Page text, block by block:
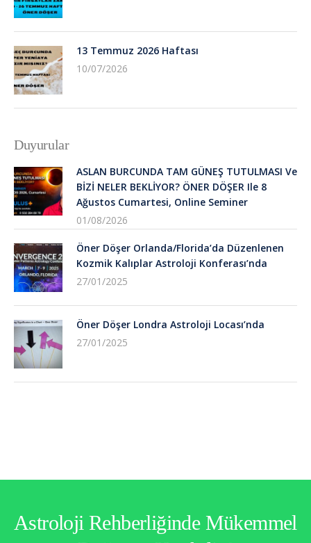
13 Temmuz 2026 Haftası
10/07/2026
Duyurular
ASLAN BURCUNDA TAM GÜNEŞ TUTULMASI Ve
BİZİ NELER BEKLİYOR? ÖNER DÖŞER Ile 8
Ağustos Cumartesi, Online Seminer
01/08/2026
Öner Döşer Orlanda/Florida’da Düzenlenen
Kozmik Kalıplar Astroloji Konferası’nda
27/01/2025
Öner Döşer Londra Astroloji Locası’nda
27/01/2025
Astroloji Rehberliğinde Mükemmel